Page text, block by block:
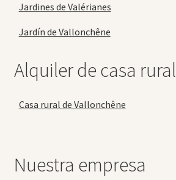
Jardines de Valérianes
Jardín de Vallonchêne
Alquiler de casa rural
Casa rural de Vallonchêne
Nuestra empresa